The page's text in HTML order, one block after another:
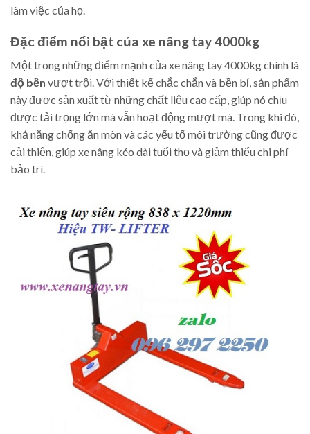
làm việc của họ.
Đặc điểm nổi bật của xe nâng tay 4000kg
Một trong những điểm mạnh của xe nâng tay 4000kg chính là
độ bền vượt trội. Với thiết kế chắc chắn và bền bỉ, sản phẩm
này được sản xuất từ những chất liệu cao cấp, giúp nó chịu
được tải trọng lớn mà vẫn hoạt động mượt mà. Trong khi đó,
khả năng chống ăn mòn và các yếu tố môi trường cũng được
cải thiện, giúp xe nâng kéo dài tuổi thọ và giảm thiểu chi phí
bảo trì.